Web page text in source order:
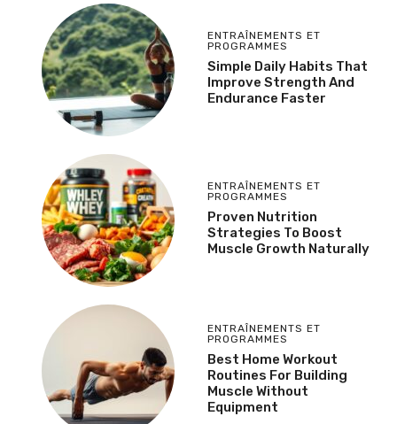
ENTRAÎNEMENTS ET
PROGRAMMES
Simple Daily Habits That
Improve Strength And
Endurance Faster
ENTRAÎNEMENTS ET
PROGRAMMES
Proven Nutrition
Strategies To Boost
Muscle Growth Naturally
ENTRAÎNEMENTS ET
PROGRAMMES
Best Home Workout
Routines For Building
Muscle Without
Equipment